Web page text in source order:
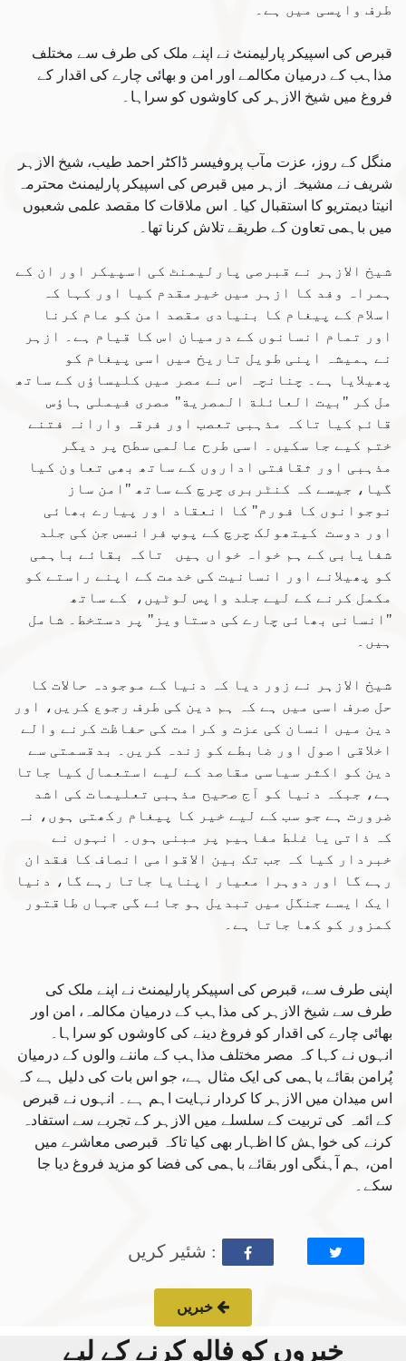
طرف واپسی میں ہے۔
قبرص کی اسپیکر پارلیمنٹ نے اپنے ملک کی طرف سے مختلف
مذاہب کے درمیان مکالمے اور امن و بھائی چارے کی اقدار کے
فروغ میں شیخ الازہر کی کاوشوں کو سراہا۔
منگل کے روز، عزت مآب پروفیسر ڈاکٹر احمد طیب، شیخ الازہر
شریف نے مشیخہ ازہر میں قبرص کی اسپیکر پارلیمنٹ محترمہ
انیتا دیمتریو کا استقبال کیا۔ اس ملاقات کا مقصد علمی شعبوں
میں باہمی تعاون کے طریقے تلاش کرنا تھا۔
شیخ الازہر نے قبرصی پارلیمنٹ کی اسپیکر اور ان کے
ہمراہ وفد کا ازہر میں خیرمقدم کیا اور کہا کہ
اسلام کے پیغام کا بنیادی مقصد امن کو عام کرنا
اور تمام انسانوں کے درمیان اس کا قیام ہے۔ ازہر
نے ہمیشہ اپنی طویل تاریخ میں اسی پیغام کو
پھیلایا ہے۔ چنانچہ اس نے مصر میں کلیساؤں کے ساتھ
مل کر "بیت العائلة المصریة" مصری فیملی ہاؤس
قائم کیا تاکہ مذہبی تعصب اور فرقہ وارانہ فتنے
ختم کیے جا سکیں۔ اسی طرح عالمی سطح پر دیگر
مذہبی اور ثقافتی اداروں کے ساتھ بھی تعاون کیا
گیا، جیسے کہ کنٹربری چرچ کے ساتھ "امن ساز
نوجوانوں کا فورم" کا انعقاد اور پیارے بھائی
اور دوست کیتھولک چرچ کے پوپ فرانسس جن کی جلد
شفایابی کے ہم خواہ خواں ہیں تاکہ بقائے باہمی
کو پھیلانے اور انسانیت کی خدمت کے اپنے راستے کو
مکمل کرنے کے لیے جلد واپس لوٹیں، کے ساتھ
"انسانی بھائی چارے کی دستاویز" پر دستخط۔ شامل
ہیں۔
شیخ الازہر نے زور دیا کہ دنیا کے موجودہ حالات کا
حل صرف اسی میں ہے کہ ہم دین کی طرف رجوع کریں، اور
دین میں انسان کی عزت و کرامت کی حفاظت کرنے والے
اخلاقی اصول اور ضابطے کو زندہ کریں۔ بدقسمتی سے
دین کو اکثر سیاسی مقاصد کے لیے استعمال کیا جاتا
ہے، جبکہ دنیا کو آج صحیح مذہبی تعلیمات کی اشد
ضرورت ہے جو سب کے لیے خیر کا پیغام رکھتی ہوں، نہ
کہ ذاتی یا غلط مفاہیم پر مبنی ہوں۔ انہوں نے
خبردار کیا کہ جب تک بین الاقوامی انصاف کا فقدان
رہے گا اور دوہرا معیار اپنایا جاتا رہے گا، دنیا
ایک ایسے جنگل میں تبدیل ہو جائے گی جہاں طاقتور
کمزور کو کھا جاتا ہے۔
اپنی طرف سے، قبرص کی اسپیکر پارلیمنٹ نے اپنے ملک کی
طرف سے شیخ الازہر کی مذاہب کے درمیان مکالمہ، امن اور
بھائی چارے کی اقدار کو فروغ دینے کی کاوشوں کو سراہا۔
انہوں نے کہا کہ مصر مختلف مذاہب کے ماننے والوں کے درمیان
پُرامن بقائے باہمی کی ایک مثال ہے، جو اس بات کی دلیل ہے کہ
اس میدان میں الازہر کا کردار نہایت اہم ہے۔ انہوں نے قبرص
کے ائمہ کی تربیت کے سلسلے میں الازہر کے تجربے سے استفادہ
کرنے کی خواہش کا اظہار بھی کیا تاکہ قبرصی معاشرے میں
امن، ہم آہنگی اور بقائے باہمی کی فضا کو مزید فروغ دیا جا
سکے۔
: شئیر کریں
خبریں
خبروں کو فالو کرنے کے لیے